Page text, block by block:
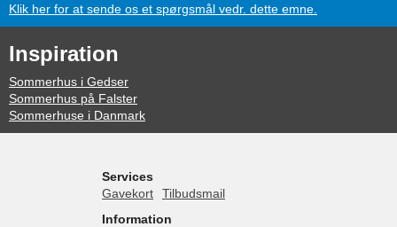
Klik her for at sende os et spørgsmål vedr. dette emne.
Inspiration
Sommerhus i Gedser
Sommerhus på Falster
Sommerhuse i Danmark
Services
Gavekort
Tilbudsmail
Information